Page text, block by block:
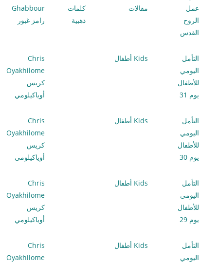
عمل
الروح
القدس
مقالات
كلمات
ذهبية
Ghabbour
رامز غبور
التأمل
اليومي
للأطفال
يوم 31
Kids أطفال
Chris
Oyakhilome
كريس
أوياكيلومي
التأمل
اليومي
للأطفال
يوم 30
Kids أطفال
Chris
Oyakhilome
كريس
أوياكيلومي
التأمل
اليومي
للأطفال
يوم 29
Kids أطفال
Chris
Oyakhilome
كريس
أوياكيلومي
التأمل
اليومي
Kids أطفال
Chris
Oyakhilome